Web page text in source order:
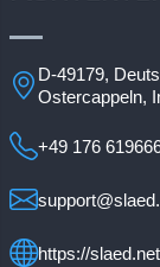
D-49179,
Ostercappeln,
+49 176
https://slaed.net